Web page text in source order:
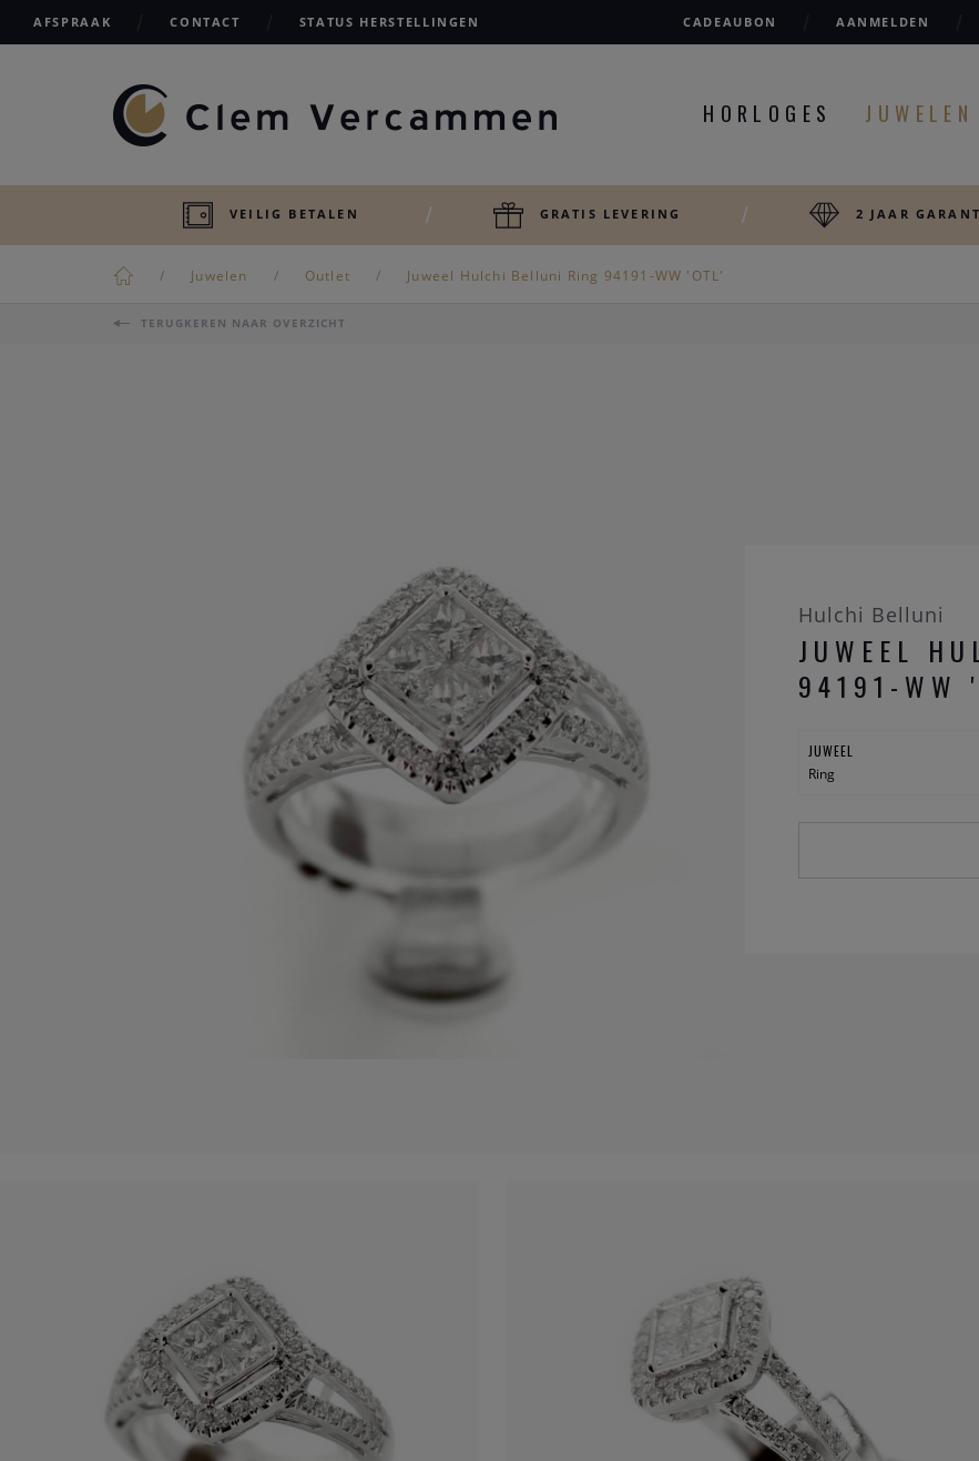
AFSPRAAK CONTACT STATUS HERSTELLINGEN CADEAUBON AANMELDEN
HORLOGES JUWELEN
VEILIG BETALEN GRATIS LEVERING 2 JAAR
Juwelen Outlet Juweel Hulchi Belluni Ring 94191-WW 'OTL'
TERUGKEREN NAAR OVERZICHT
Hulchi Belluni
JUWEEL
94191-WW
JUWEEL
Ring